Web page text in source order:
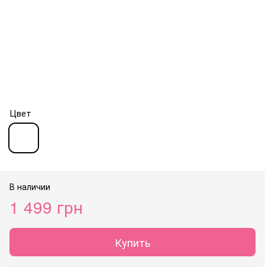
Цвет
В наличии
1 499 грн
Купить